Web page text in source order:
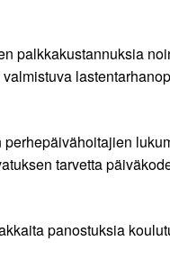
palkkakustannuksia
tarvetta
panostuksia